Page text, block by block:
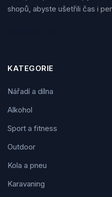
shopů, abyste ušetřili čas i
KATEGORIE
Nářadí a dílna
Alkohol
Sport a fitness
Outdoor
Kola a pneu
Karavaning